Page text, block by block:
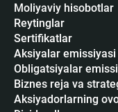
Moliyaviy hisobotlar
Reytinglar
Sertifikatlar
Аksiyalar emissiyasi
Obligatsiyalar
Biznes reja va
Aksiyadorlarning